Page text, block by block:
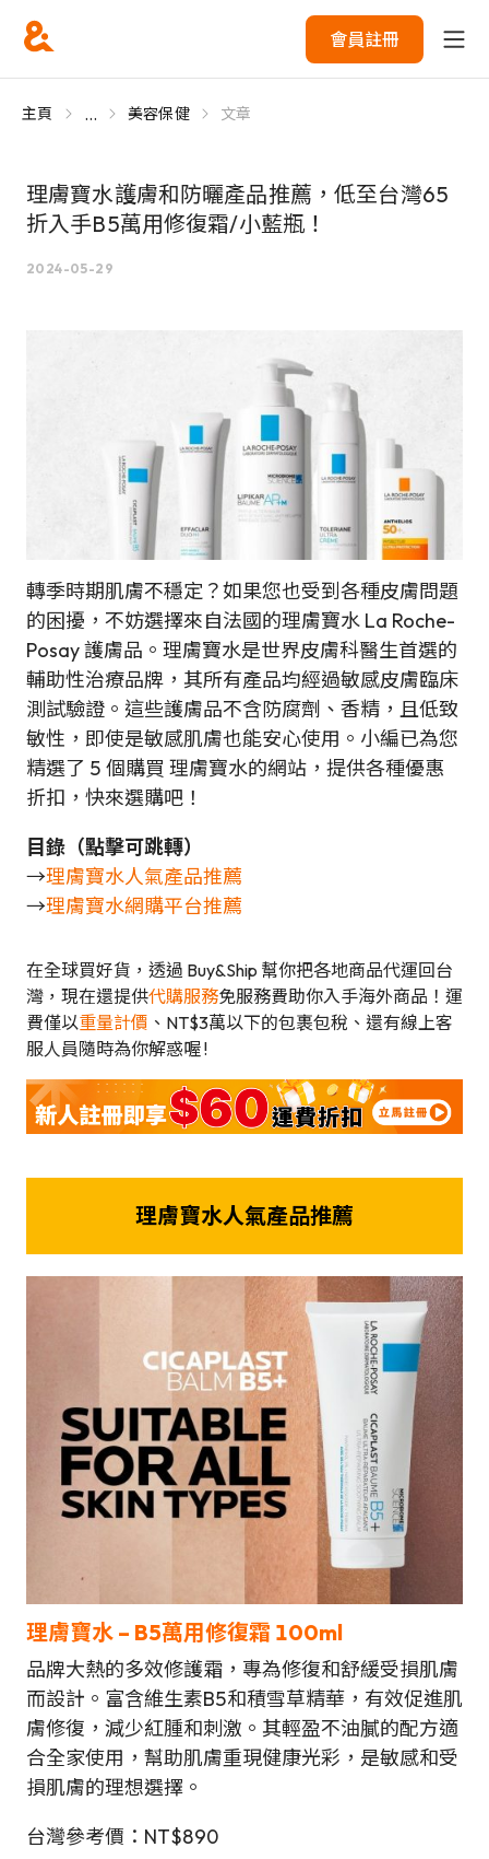
會員註冊
主頁 ... 美容保健 文章
理膚寶水護膚和防曬產品推薦，低至台灣65
折入手B5萬用修復霜/小藍瓶！
2024-05-29
轉季時期肌膚不穩定？如果您也受到各種皮膚問題
的困擾，不妨選擇來自法國的理膚寶水 La Roche-
Posay 護膚品。理膚寶水是世界皮膚科醫生首選的
輔助性治療品牌，其所有產品均經過敏感皮膚臨床
測試驗證。這些護膚品不含防腐劑、香精，且低致
敏性，即使是敏感肌膚也能安心使用。小編已為您
精選了 5 個購買 理膚寶水的網站，提供各種優惠
折扣，快來選購吧！
目錄（點擊可跳轉）
→理膚寶水人氣產品推薦
→理膚寶水網購平台推薦
在全球買好貨，透過 Buy&Ship 幫你把各地商品代運回台
灣，現在還提供代購服務免服務費助你入手海外商品！運
費僅以重量計價 、NT$3萬以下的包裹包稅、還有線上客
服人員隨時為你解惑喔 !
理膚寶水人氣產品推薦
理膚寶水 – B5萬用修復霜 100ml
品牌大熱的多效修護霜，專為修復和舒緩受損肌膚
而設計。富含維生素B5和積雪草精華，有效促進肌
膚修復，減少紅腫和刺激。其輕盈不油膩的配方適
合全家使用，幫助肌膚重現健康光彩，是敏感和受
損肌膚的理想選擇。
台灣參考價：NT$890